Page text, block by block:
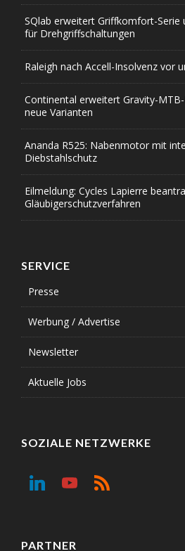
SQlab erweitert Griffkomfort-Serie
für Drehgriffschaltungen
Raleigh nach Accell-Insolvenz vor
Continental erweitert Gravity-
neue Varianten
Ananda R525: Nabenmotor mit
Diebstahlschutz
Eilmeldung: Cycles Lapierre
Gläubigerschutzverfahren
SERVICE
Presse
Werbung / Advertise
Newsletter
Aktuelle Jobs
SOZIALE NETZWERKE
PARTNER